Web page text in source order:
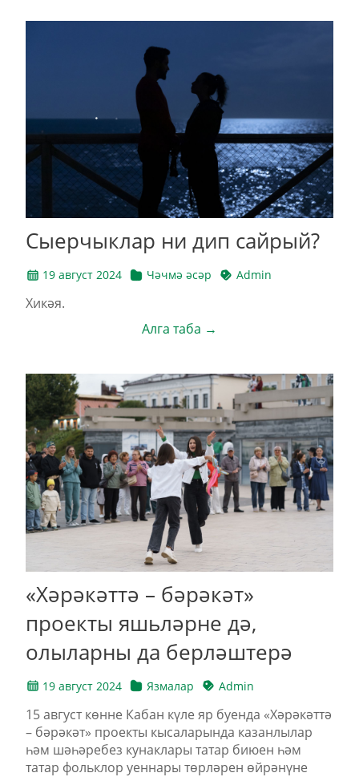
Сыерчыклар ни дип сайрый?
19 август 2024 Чәчмә әсәр Admin
Хикәя.
Алга таба →
«Хәрәкәттә – бәрәкәт»
проекты яшьләрне дә,
олыларны да берләштерә
19 август 2024 Язмалар Admin
15 август көнне Кабан күле яр буенда «Хәрәкәттә
– бәрәкәт» проекты кысаларында казанлылар
һәм шәһәребез кунаклары татар биюен һәм
татар фольклор уеннары төрләрен өйрәнүне